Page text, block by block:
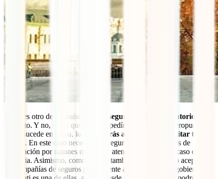
Rusia es otro de los países en con seguro de viaje obligatorio
requisito. Y no, no es que vayan a pedírtelo al llegar al aeropuerto
como sucede en Cuba, lo necesitarás a la hora de tramitar tu
visado . En este caso necesitas un seguro que cubra gastos de
repatriación por razones médicas y atención sanitaria en caso de
urgencia. Asimismo, como sucede también en Cuba, solo aceptan
las compañías de seguros previamente aprobadas por el gobierno